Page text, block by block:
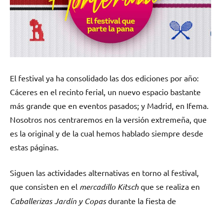
El festival ya ha consolidado las dos ediciones por año:
Cáceres en el recinto ferial, un nuevo espacio bastante
más grande que en eventos pasados; y Madrid, en Ifema.
Nosotros nos centraremos en la versión extremeña, que
es la original y de la cual hemos hablado siempre desde
estas páginas.
Siguen las actividades alternativas en torno al festival,
que consisten en el mercadillo Kitsch que se realiza en
Caballerizas Jardín y Copasdurante la fiesta de